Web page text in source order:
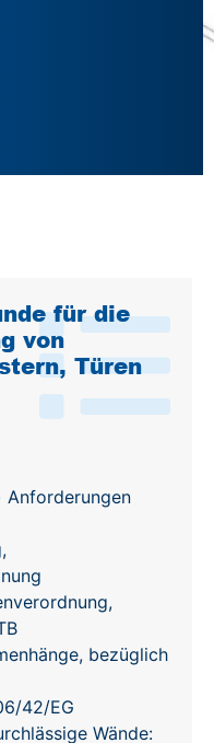
für die
von
Türen
Anforderungen
bezüglich
42/EG
Wände: